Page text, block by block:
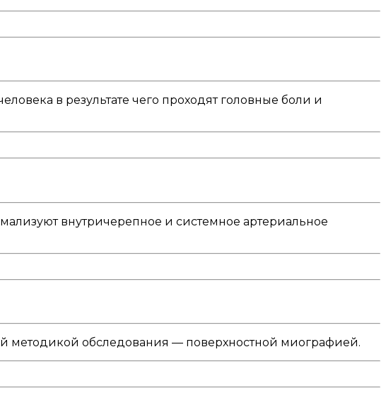
в результате чего проходят головные боли и
внутричерепное и системное артериальное
методикой обследования — поверхностной миографией.